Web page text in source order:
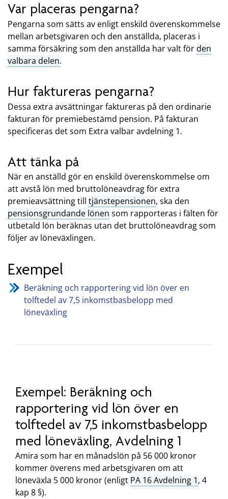
Var placeras pengarna?
Pengarna som sätts av enligt enskild överenskommelse
mellan arbetsgivaren och den anställda, placeras i
samma försäkring som den anställda har valt förden
valbara delen.
Hur faktureras pengarna?
Dessa extra avsättningar faktureras på den ordinarie
fakturan för premiebestämd pension. På fakturan
specificeras det som Extra valbar avdelning 1.
Att tänka på
När en anställd gör en enskild överenskommelse om
att avstå lön med bruttolöneavdrag för extra
premieavsättning till tjänstepensionen, ska den
pensionsgrundande lönen som rapporteras i fälten för
utbetald lön beräknas utan det bruttolöneavdrag som
följer av löneväxlingen.
Exempel
Beräkning och rapportering vid lön över en
tolftedel av 7,5 inkomstbasbelopp med
löneväxling
Exempel: Beräkning och
rapportering vid lön över en
tolftedel av 7,5 inkomstbasbelopp
med löneväxling, Avdelning 1
Amira som har en månadslön på 56 000 kronor
kommer överens med arbetsgivaren om att
löneväxla 5 000 kronor (enligt PA 16 Avdelning 1, 4
kap 8 §).